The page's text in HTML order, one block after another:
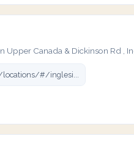
Upper Canada & Dickinson Rd ,
locations/#/inglesi...